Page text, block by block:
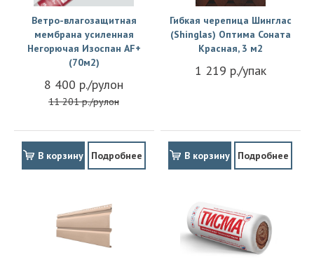
Ветро-влагозащитная
мембрана усиленная
Негорючая Изоспан АF+
(70м2)
8 400 р./рулон
11 201 р./рулон
В корзину Подробнее
Гибкая черепица Шинглас
(Shinglas) Оптима Соната
Красная, 3 м2
1 219 р./упак
В корзину Подробнее